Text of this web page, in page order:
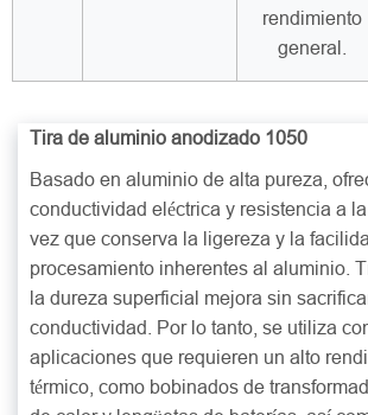
rendimiento
general.
Tira de aluminio anodizado 1050
Basado en aluminio de alta pureza,
conductividad eléctrica y resistencia a
vez que conserva la ligereza y la
procesamiento inherentes al aluminio.
la dureza superficial mejora sin
conductividad. Por lo tanto, se utiliza
aplicaciones que requieren un alto
térmico, como bobinados de